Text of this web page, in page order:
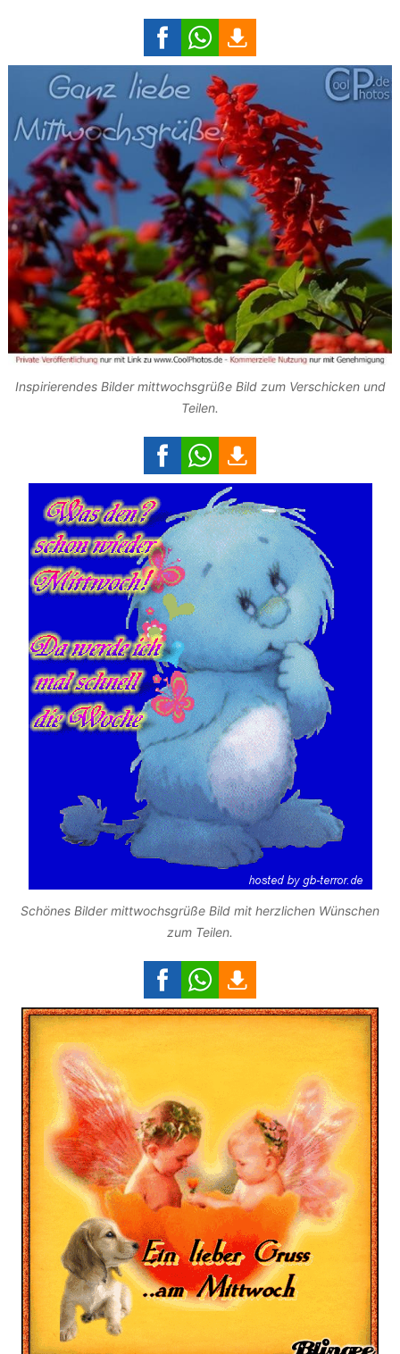
Inspirierendes Bilder mittwochsgrüße Bild zum Verschicken und
Teilen.
Schönes Bilder mittwochsgrüße Bild mit herzlichen Wünschen
zum Teilen.